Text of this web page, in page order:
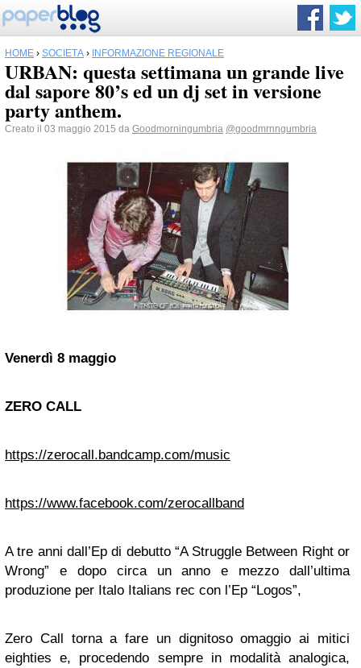
HOME › SOCIETÀ › INFORMAZIONE REGIONALE
URBAN: questa settimana un grande live
dal sapore 80’s ed un dj set in versione
party anthem.
Creato il 03 maggio 2015 da Goodmorningumbria @goodmrnngumbria
Venerdì 8 maggio
ZERO CALL
https://zerocall.bandcamp.com/music
https://www.facebook.com/zerocallband
A tre anni dall’Ep di debutto “A Struggle Between Right or
Wrong” e dopo circa un anno e mezzo dall’ultima
produzione per Italo Italians rec con l’Ep “Logos”,
Zero Call torna a fare un dignitoso omaggio ai mitici
eighties e, procedendo sempre in modalità analogica,